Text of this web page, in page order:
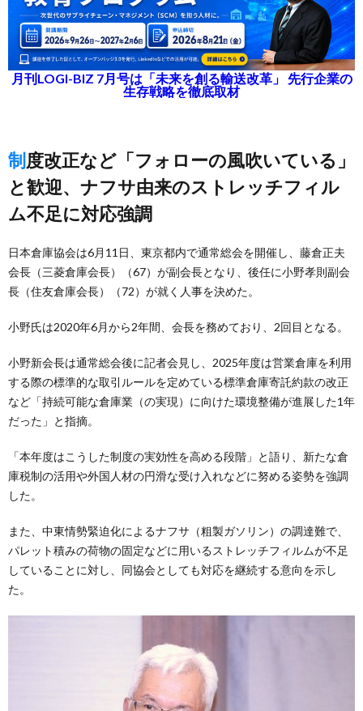
月刊LOGI-BIZ 7月号は「未来を創る輸送改革」 先行企業の
生存戦略を徹底取材
制度改正など「フォローの風吹いている」
と歓迎、ナフサ由来のストレッチフィル
ム不足に対応強調
日本倉庫協会は6月11日、東京都内で通常総会を開催し、藤倉正夫
会長（三菱倉庫会長）（67）が副会長となり、後任に小野孝則副会
長（住友倉庫会長）（72）が就く人事を決めた。
小野氏は2020年6月から2年間、会長を務めており、2回目となる。
小野新会長は通常総会後に記者会見し、2025年度は営業倉庫を利用
する際の標準的な取引ルールを定めている標準倉庫寄託約款の改正
など「持続可能な倉庫業（の実現）に向けた環境整備が進展した1年
だった」と指摘。
「本年度はこうした制度の実効性を高める段階」と語り、新たな倉
庫税制の活用や外国人材の円滑な受け入れなどに努める姿勢を強調
した。
また、中東情勢緊迫化によるナフサ（粗製ガソリン）の調達難で、
パレット積みの荷物の固定などに用いるストレッチフィルムが不足
していることに対し、同協会としても対応を継続する意向を示し
た。